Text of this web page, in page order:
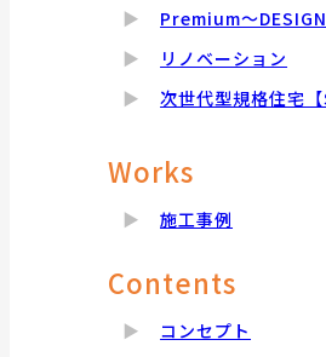
Premium～
リノベーション
次世代型規格住宅【
Works
施工事例
Contents
コンセプト